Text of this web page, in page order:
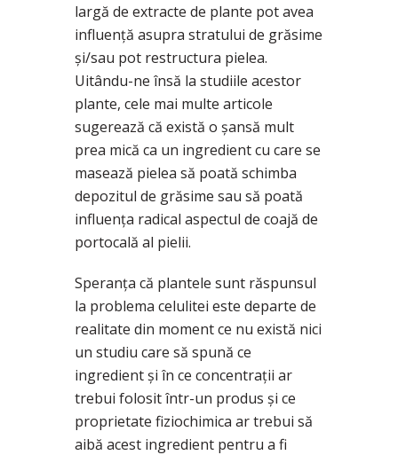
largă de extracte de plante pot avea
influenţă asupra stratului de grăsime
şi/sau pot restructura pielea.
Uitându-ne însă la studiile acestor
plante, cele mai multe articole
sugerează că există o şansă mult
prea mică ca un ingredient cu care se
masează pielea să poată schimba
depozitul de grăsime sau să poată
influenţa radical aspectul de coajă de
portocală al pielii.
Speranţa că plantele sunt răspunsul
la problema celulitei este departe de
realitate din moment ce nu există nici
un studiu care să spună ce
ingredient şi în ce concentraţii ar
trebui folosit într-un produs şi ce
proprietate fiziochimica ar trebui să
aibă acest ingredient pentru a fi